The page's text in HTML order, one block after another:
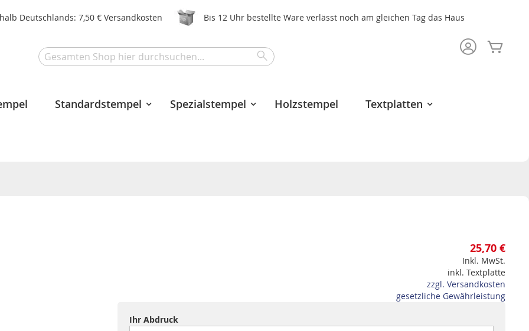
Deutschlands: 7,50 € Versandkosten Bis 12 Uhr bestellte Ware verlässt noch am gleichen Tag das Haus
Search
Standardstempel Spezialstempel Holzstempel Textplatten
25,70 €
Inkl. MwSt.
inkl. Textplatte
zzgl. Versandkosten
gesetzliche Gewährleistung
Ihr Abdruck